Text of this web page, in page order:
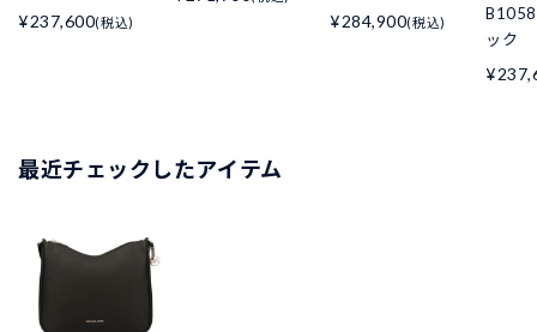
¥237,600(税込) ¥284,900(税込)
ック
最近チェックしたアイテム